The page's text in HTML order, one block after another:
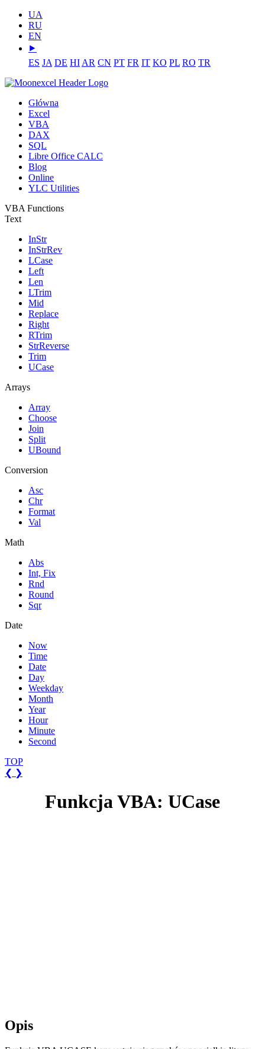
UA
RU
EN
⯈
ES JA DE HI AR CN PT FR IT KO PL RO TR
Główna
Excel
VBA
DAX
SQL
Libre Office CALC
Blog
Online
YLC Utilities
VBA Functions
Text
InStr
InStrRev
LCase
Left
Len
LTrim
Mid
Replace
Right
RTrim
StrReverse
Trim
UCase
Arrays
Array
Choose
Join
Split
UBound
Conversion
Asc
Chr
Format
Val
Math
Abs
Int, Fix
Rnd
Round
Sqr
Date
Now
Time
Date
Day
Weekday
Month
Year
Hour
Minute
Second
TOP
❮ ❯
Funkcja VBA: UCase
Opis